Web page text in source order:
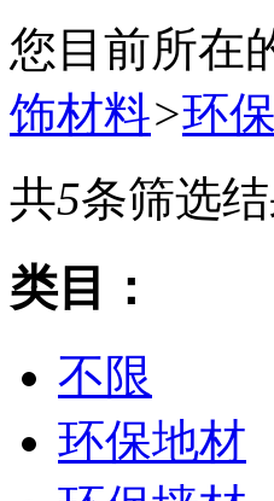
您目前所在
饰材料>环
共5条筛选
类目：
不限
环保地材